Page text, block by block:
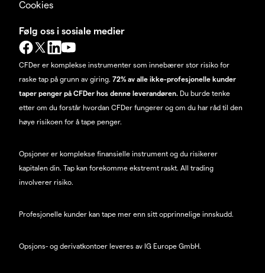
Cookies
Følg oss i sosiale medier
CFDer er komplekse instrumenter som innebærer stor risiko for
raske tap på grunn av giring. 72% av alle ikke-profesjonelle kunder
taper penger på CFDer hos denne leverandøren. Du burde tenke
etter om du forstår hvordan CFDer fungerer og om du har råd til den
høye risikoen for å tape penger.
Opsjoner er komplekse finansielle instrument og du risikerer
kapitalen din. Tap kan forekomme ekstremt raskt. All trading
involverer risiko.
Profesjonelle kunder kan tape mer enn sitt opprinnelige innskudd.
Opsjons- og derivatkontoer leveres av IG Europe GmbH.